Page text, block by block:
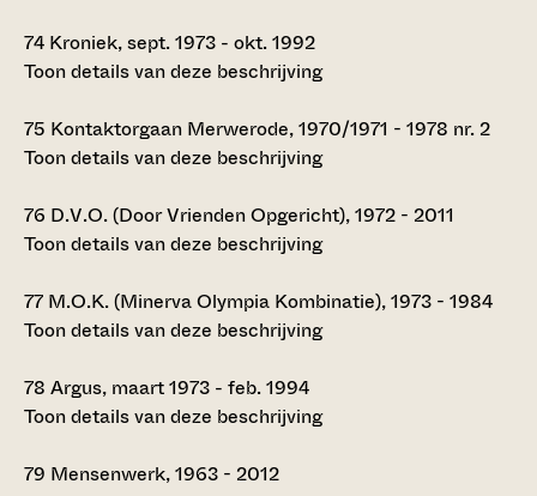
74 Kroniek, sept. 1973 - okt. 1992
Toon details van deze beschrijving
75 Kontaktorgaan Merwerode, 1970/1971 - 1978 nr. 2
Toon details van deze beschrijving
76 D.V.O. (Door Vrienden Opgericht), 1972 - 2011
Toon details van deze beschrijving
77 M.O.K. (Minerva Olympia Kombinatie), 1973 - 1984
Toon details van deze beschrijving
78 Argus, maart 1973 - feb. 1994
Toon details van deze beschrijving
79 Mensenwerk, 1963 - 2012